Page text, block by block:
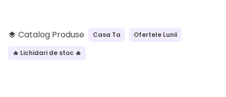
layers Catalog Produse Casa Ta Ofertele Lunii
🔥 Lichidari de stoc 🔥